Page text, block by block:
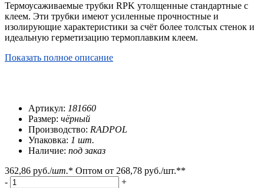
Термоусаживаемые трубки RPK утолщенные стандартные с
клеем. Эти трубки имеют усиленные прочностные и
изолирующие характеристики за счёт более толстых стенок и
идеальную герметизацию термоплавким клеем.
Показать полное описание
Артикул: 181660
Размер: чёрный
Производство: RADPOL
Упаковка: 1 шт.
Наличие: под заказ
362,86 руб./шт.* Оптом от 268,78 руб./шт.**
-
+